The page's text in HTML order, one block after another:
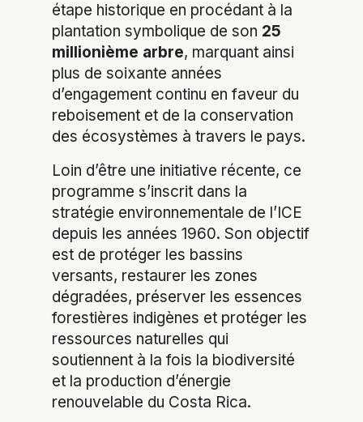
étape historique en procédant à la
plantation symbolique de son 25
millionième arbre, marquant ainsi
plus de soixante années
d’engagement continu en faveur du
reboisement et de la conservation
des écosystèmes à travers le pays.
Loin d’être une initiative récente, ce
programme s’inscrit dans la
stratégie environnementale de l’ICE
depuis les années 1960. Son objectif
est de protéger les bassins
versants, restaurer les zones
dégradées, préserver les essences
forestières indigènes et protéger les
ressources naturelles qui
soutiennent à la fois la biodiversité
et la production d’énergie
renouvelable du Costa Rica.